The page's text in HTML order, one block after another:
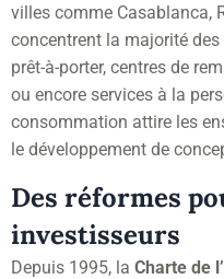
villes comme Casablanca,
concentrent la majorité
prêt-à-porter, centres de
ou encore services à la
consommation attire les
le développement de
Des réformes
investisseurs
Depuis 1995, la Charte de